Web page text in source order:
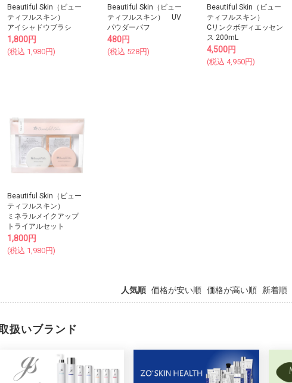
Beautiful Skin（ビュー
ティフルスキン）
アイシャドウブラシ
1,800円
(税込 1,980円)
Beautiful Skin（ビュー
ティフルスキン） UV
パウダーパフ
480円
(税込 528円)
Beautiful Skin（ビュー
ティフルスキン）
Cリンクボディエッセン
ス 200mL
4,500円
(税込 4,950円)
Beautiful Skin（ビュー
ティフルスキン）
ミネラルメイクアップ
トライアルセット
1,800円
(税込 1,980円)
人気順 価格が安い順 価格が高い順 新着順
扱いブランド